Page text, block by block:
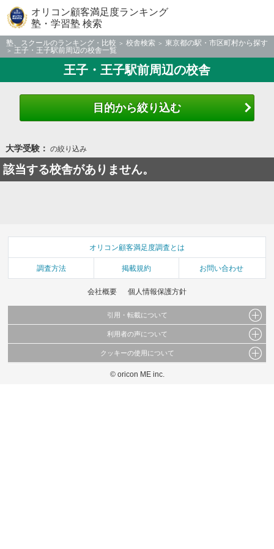
オリコン顧客満足度ランキング
塾・学習塾 検索
塾、スクールのランキング・比較 校舎検索
東京都の駅・市区町村から探す
王子・王子駅前周辺の校舎一覧
王子・王子駅前周辺の校舎
目的から絞り込む
大学受験： の絞り込み
該当する校舎がありません。
オリコン顧客満足度調査とは
調査方法 掲載規約 お問い合わせ
会社概要 個人情報保護方針
引用・転載について
当サイトで公開されている情報（文字、写真、イラスト、画像データ等）及びこれらの配
これらの情報を権利者の許可なく無断転載・複製などの二次利用を行うことは固く禁じて
利用者の声について
当サイトに掲載している内容はすべてサービスの利用者が提出された見解・感想です。
弊社の見解・ 意見ではないことをご理解いただいた上でご覧ください。
クッキーの使用について
このサイトでは Cookie を使用して、ユーザーに合わせたコンテンツや広告の表示、ソー
© oricon ME inc.